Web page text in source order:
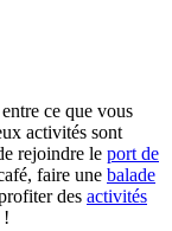
ce que vous
activités sont
rejoindre le port de
faire une balade
des activités
!